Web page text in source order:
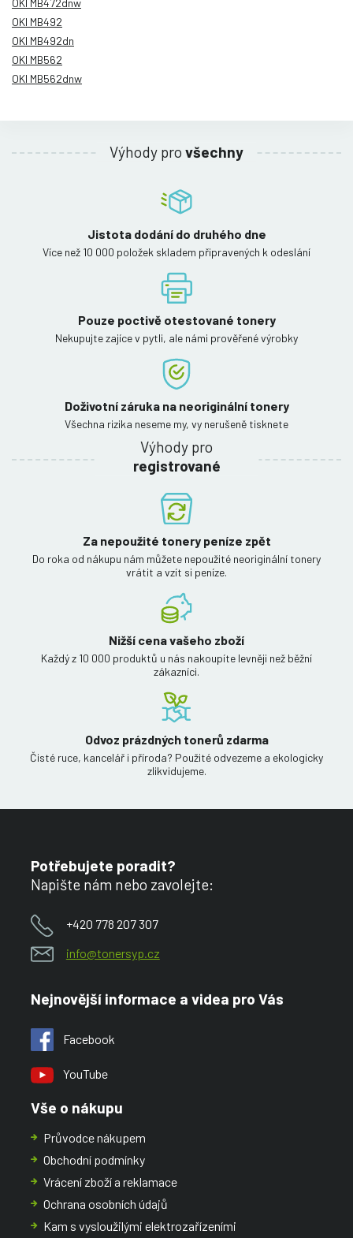
OKI MB492
OKI MB492dn
OKI MB562
OKI MB562dnw
Výhody pro všechny
Jistota dodání do druhého dne
Více než 10 000 položek skladem připravených k odeslání
Pouze poctivě otestované tonery
Nekupujte zajíce v pytli, ale námi prověřené výrobky
Doživotní záruka na neoriginální tonery
Všechna rizika neseme my, vy nerušeně tisknete
Výhody pro
registrované
Za nepoužité tonery peníze zpět
Do roka od nákupu nám můžete nepoužité neoriginální tonery
vrátit a vzít si peníze.
Nižší cena vašeho zboží
Každý z 10 000 produktů u nás nakoupíte levněji než běžní
zákazníci.
Odvoz prázdných tonerů zdarma
Čisté ruce, kancelář i příroda? Použité odvezeme a ekologicky
zlikvidujeme.
Potřebujete poradit?
Napište nám nebo zavolejte:
+420 778 207 307
info@tonersyp.cz
Nejnovější informace a videa pro Vás
Facebook
YouTube
Vše o nákupu
Průvodce nákupem
Obchodní podmínky
Vrácení zboží a reklamace
Ochrana osobních údajů
Kam s vysloužilými elektrozařízeními